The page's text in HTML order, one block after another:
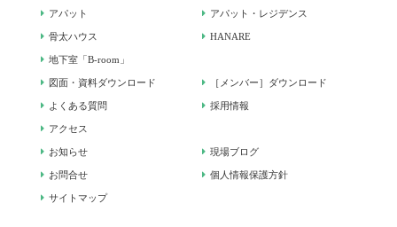
アパット アパット・レジデンス
骨太ハウス HANARE
地下室「B-room」
図面・資料ダウンロード ［メンバー］ダウンロード
よくある質問 採用情報
アクセス
お知らせ 現場ブログ
お問合せ 個人情報保護方針
サイトマップ